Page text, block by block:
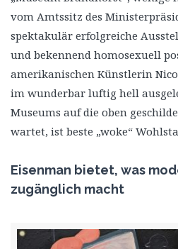
vom Amtssitz des
spektakulär erfolgreiche
und bekennend homosexuell
amerikanischen Künstlerin
im wunderbar luftig hell
Museums auf die oben
wartet, ist beste „woke“
Eisenman bietet, was
zugänglich macht